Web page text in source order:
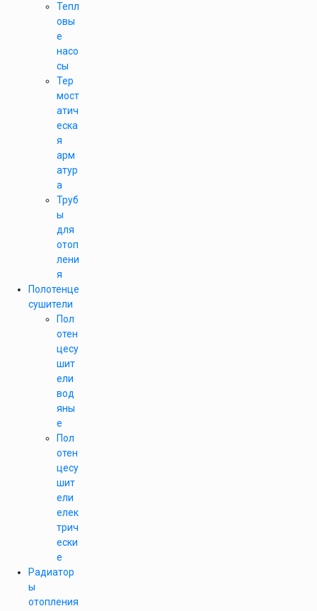
Тепл
овы
е
насо
сы
Тер
мост
атич
еска
я
арм
атур
а
Труб
ы
для
отоп
лени
я
Полотенце
сушители
Пол
отен
цесу
шит
ели
вод
яны
е
Пол
отен
цесу
шит
ели
елек
трич
ески
е
Радиатор
ы
отопления